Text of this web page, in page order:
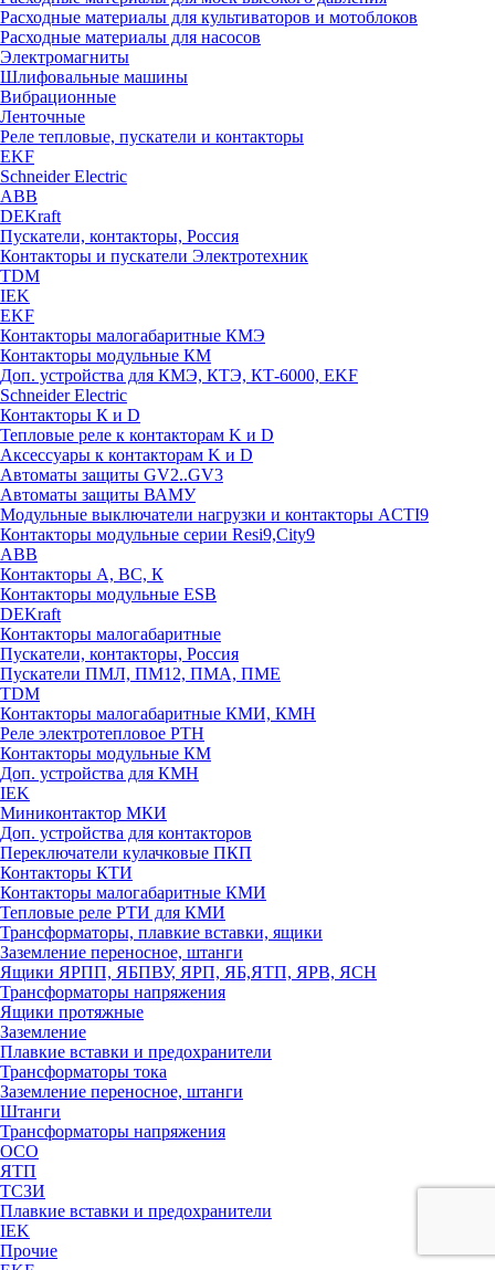
Расходные материалы для культиваторов и мотоблоков
Расходные материалы для насосов
Электромагниты
Шлифовальные машины
Вибрационные
Ленточные
Реле тепловые, пускатели и контакторы
EKF
Schneider Electric
ABB
DEKraft
Пускатели, контакторы, Россия
Контакторы и пускатели Электротехник
TDM
IEK
EKF
Контакторы малогабаритные КМЭ
Контакторы модульные КМ
Доп. устройства для КМЭ, КТЭ, КТ-6000, EKF
Schneider Electric
Контакторы К и D
Тепловые реле к контакторам K и D
Аксессуары к контакторам K и D
Автоматы защиты GV2..GV3
Автоматы защиты ВАМУ
Модульные выключатели нагрузки и контакторы ACTI9
Контакторы модульные серии Resi9,City9
ABB
Контакторы А, ВС, К
Контакторы модульные ESB
DEKraft
Контакторы малогабаритные
Пускатели, контакторы, Россия
Пускатели ПМЛ, ПМ12, ПМА, ПМЕ
TDM
Контакторы малогабаритные КМИ, КМН
Реле электротепловое РТН
Контакторы модульные КМ
Доп. устройства для КМН
IEK
Миниконтактор МКИ
Доп. устройства для контакторов
Переключатели кулачковые ПКП
Контакторы КТИ
Контакторы малогабаритные КМИ
Тепловые реле РTИ для КМИ
Трансформаторы, плавкие вставки, ящики
Заземление переносное, штанги
Ящики ЯРПП, ЯБПВУ, ЯРП, ЯБ,ЯТП, ЯРВ, ЯСН
Трансформаторы напряжения
Ящики протяжные
Заземление
Плавкие вставки и предохранители
Трансформаторы тока
Заземление переносное, штанги
Штанги
Трансформаторы напряжения
ОСО
ЯТП
ТСЗИ
Плавкие вставки и предохранители
IEK
Прочие